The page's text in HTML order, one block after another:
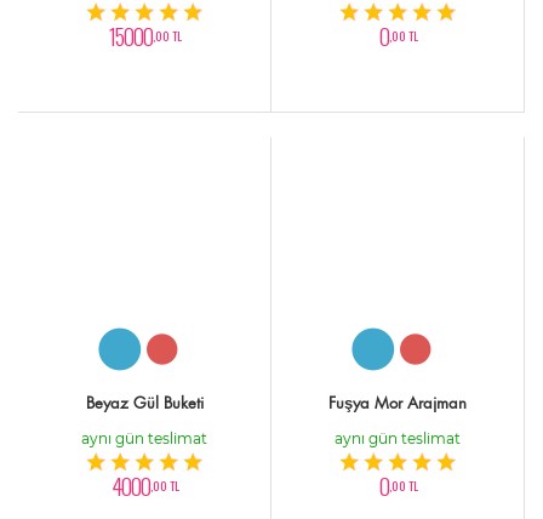
15000,00 TL 0,00 TL
Beyaz Gül Buketi
aynı gün teslimat
4000,00 TL
Fuşya Mor Arajman
aynı gün teslimat
0,00 TL